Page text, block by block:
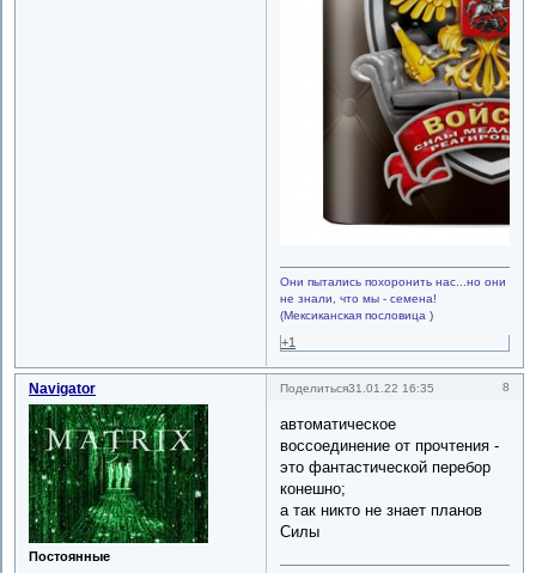
Они пытались похоронить нас...но они
не знали, что мы - семена!
(Мексиканская пословица )
+1
Поделиться 8
31.01.22 16:35
Navigator
Постоянные
автоматическое
воссоединение от прочтения -
это фантастической перебор
конешно;
а так никто не знает планов
Силы